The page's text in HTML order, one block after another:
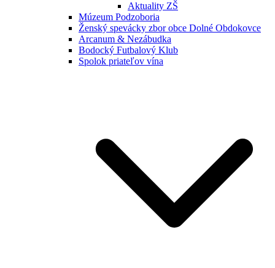
Aktuality ZŠ
Múzeum Podzoboria
Ženský spevácky zbor obce Dolné Obdokovce
Arcanum & Nezábudka
Bodocký Futbalový Klub
Spolok priateľov vína